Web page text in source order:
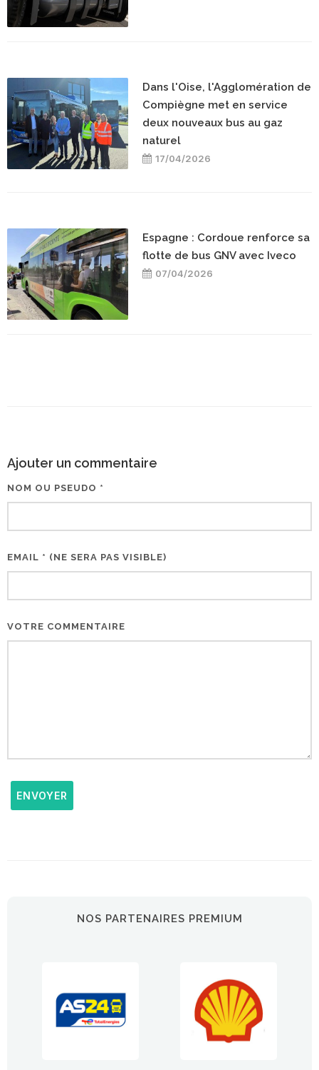
Dans l'Oise, l'Agglomération de
Compiègne met en service
deux nouveaux bus au gaz
naturel
17/04/2026
Espagne : Cordoue renforce sa
flotte de bus GNV avec Iveco
07/04/2026
Ajouter un commentaire
NOM OU PSEUDO *
EMAIL * (NE SERA PAS VISIBLE)
VOTRE COMMENTAIRE
ENVOYER
NOS PARTENAIRES PREMIUM